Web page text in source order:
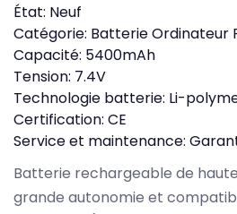
État: Neuf
Catégorie: Batterie Ordinateur
Capacité: 5400mAh
Tension: 7.4V
Technologie batterie: Li-
Certification: CE
Service et maintenance:
Batterie rechargeable de
grande autonomie et